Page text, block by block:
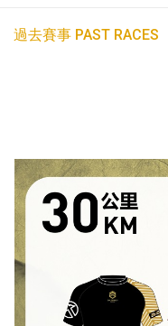
過去賽事 PAST RACES